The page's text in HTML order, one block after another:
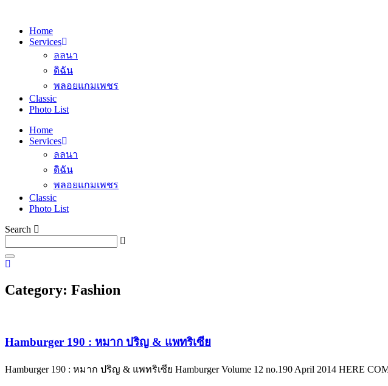
Home
Services
ลลนา
ดิฉัน
พลอยแกมเพชร
Classic
Photo List
Home
Services
ลลนา
ดิฉัน
พลอยแกมเพชร
Classic
Photo List
Search
Category: Fashion
Hamburger 190 : หมาก ปริญ & แพทริเซีย
Hamburger 190 : หมาก ปริญ & แพทริเซีย Hamburger Volume 12 no.190 April 2014 HERE